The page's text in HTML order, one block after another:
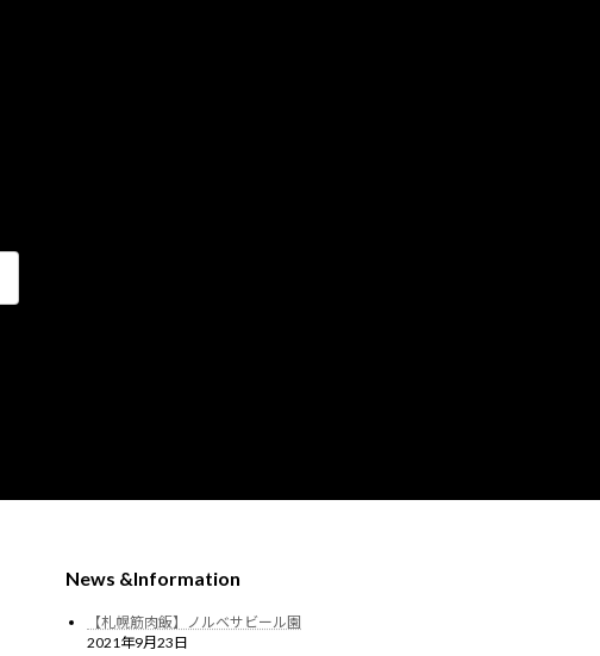
News &Information
【札幌筋肉飯】ノルベサビール園
2021年9月23日